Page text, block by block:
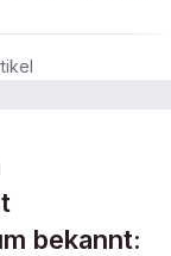
bekannt: